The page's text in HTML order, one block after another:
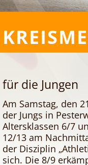
für die Jungen
Am Samstag, den
der Jungs in
Altersklassen 6/7
12/13 am
der Disziplin
sich. Die 8/9